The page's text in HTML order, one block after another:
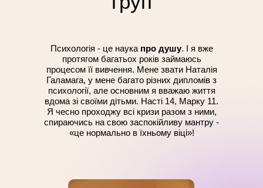
Психологія - це наука про душу. І я вже
протягом багатьох років займаюсь
процесом її вивчення. Мене звати Наталія
Галамага, у мене багато різних дипломів з
психології, але основним я вважаю життя
вдома зі своїми дітьми. Насті 14, Марку 11.
Я чесно проходжу всі кризи разом з ними,
спираючись на свою заспокійливу мантру -
«це нормально в їхньому віці»!